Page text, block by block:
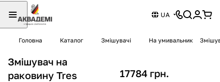
UA
Головна Каталог Змішувачі На умивальник
Змішувач на
раковину Tres
17784 грн.